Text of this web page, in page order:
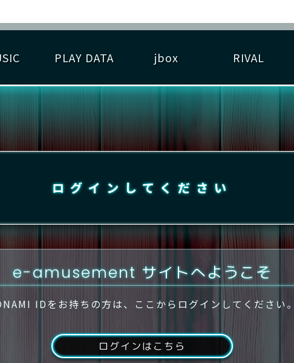
基本の遊び方
遊べる楽曲
PLAY DATA
プレーグラフ ねんご
jbox RIVAL
プレーヤー検索
大会開催 大会とは？
ORIGINAL HIT CHART RANKING
ログインしてください
e-amusement サイトへようこそ
IDをお持ちの方は、ここからログインしてください。
ログインはこちら